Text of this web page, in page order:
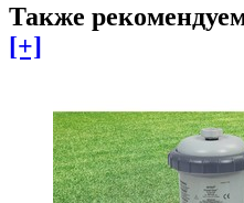
Также
[+]